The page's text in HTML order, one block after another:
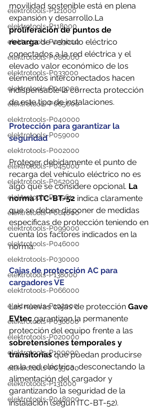
elektrotools-P121000
elektrotools-P118000
elektrotools-P059000
elektrotools-P086000
elektrotools-P033000
elektrotools-P043000
elektrotools-P065000
elektrotools-P040000
elektrotools-P059000
elektrotools-P002000
elektrotools-P045000
elektrotools-P052000
elektrotools-P01961
elektrotools-P064000
elektrotools-P099000
elektrotools-P046000
elektrotools-P030000
elektrotools-P138000
elektrotools-P066000
elektrotools-P102000
elektrotools-P036000
elektrotools-P020000
elektrotools-P100000
elektrotools-P035000
elektrotools-P131000
elektrotools-P048000
movilidad sostenible está en plena
expansión y desarrollo.La
proliferación de puntos de
recarga de vehículo eléctrico
conectados a la red eléctrica y el
elevado valor económico de los
elementos interconectados hacen
indispensable la correcta protección
de este tipo de instalaciones.
Protección para garantizar la
seguridad
Proteger debidamente el punto de
recarga del vehículo eléctrico no es
algo que se considere opcional. La
norma ITC-BT-52 indica claramente
que se deben disponer de medidas
específicas de protección teniendo en
cuenta los factores indicados en la
norma.
Cajas de protección AC para
cargadores VE
Las nuevas cajas de protección Gave
EVtec garantizan la permanente
protección del equipo frente a las
sobretensiones temporales y
transitorias que puedan producirse
en la red eléctrica, desconectando la
alimentación del cargador y
garantizando la seguridad de la
instalación (según ITC-BT-52).